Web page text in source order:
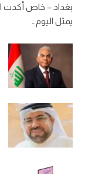
بغداد – خاص أكدت
يمثل اليوم…